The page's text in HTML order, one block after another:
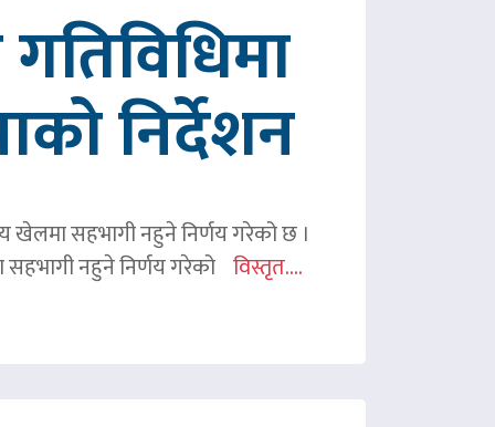
गतिविधिमा
निर्देशन
खेलमा सहभागी नहुने निर्णय गरेको छ ।
सहभागी नहुने निर्णय गरेको विस्तृत....